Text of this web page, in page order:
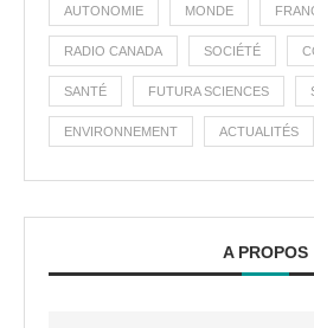
AUTONOMIE MONDE
RADIO CANADA SOCIÉTÉ
SANTÉ FUTURA SCIENCES
ENVIRONNEMENT ACTUALITÉS
A PROPOS